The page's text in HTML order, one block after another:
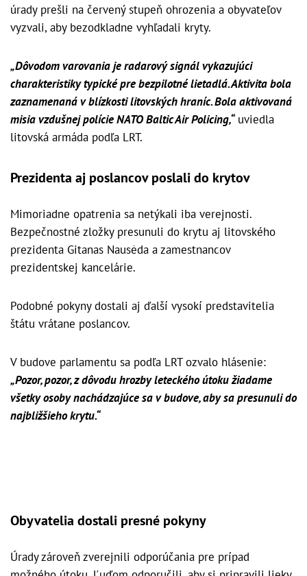
úrady prešli na červený stupeň ohrozenia a obyvateľov
vyzvali, aby bezodkladne vyhľadali kryty.
„Dôvodom varovania je radarový signál vykazujúci
charakteristiky typické pre bezpilotné lietadlá. Aktivita bola
zaznamenaná v blízkosti litovských hraníc. Bola aktivovaná
misia vzdušnej polície NATO Baltic Air Policing,“uviedla
litovská armáda podľa LRT.
Prezidenta aj poslancov poslali do krytov
Mimoriadne opatrenia sa netýkali iba verejnosti.
Bezpečnostné zložky presunuli do krytu aj litovského
prezidenta Gitanas Nausėda a zamestnancov
prezidentskej kancelárie.
Podobné pokyny dostali aj ďalší vysokí predstavitelia
štátu vrátane poslancov.
V budove parlamentu sa podľa LRT ozvalo hlásenie:
„Pozor, pozor, z dôvodu hrozby leteckého útoku žiadame
všetky osoby nachádzajúce sa v budove, aby sa presunuli do
najbližšieho krytu.“
Obyvatelia dostali presné pokyny
Úrady zároveň zverejnili odporúčania pre prípad